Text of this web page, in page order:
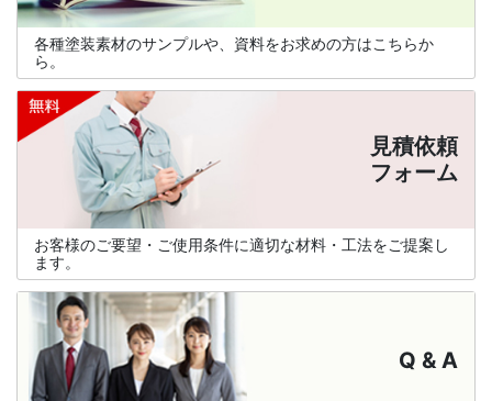
各種塗装素材のサンプルや、資料をお求めの方はこちらか
ら。
見積依頼
フォーム
お客様のご要望・ご使用条件に適切な材料・工法をご提案し
ます。
Q & A